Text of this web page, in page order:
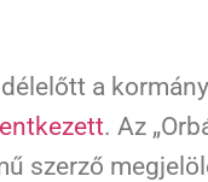
a
. Az
szerző